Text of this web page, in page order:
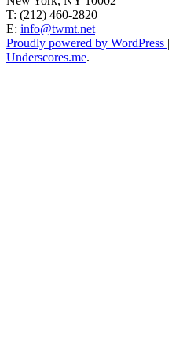
T: (212) 460-2820
E: info@twmt.net
Proudly powered by WordPress |
Underscores.me.